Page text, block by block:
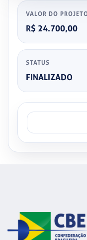
VALOR DO
R$ 24.700,00
STATUS
FINALIZADO